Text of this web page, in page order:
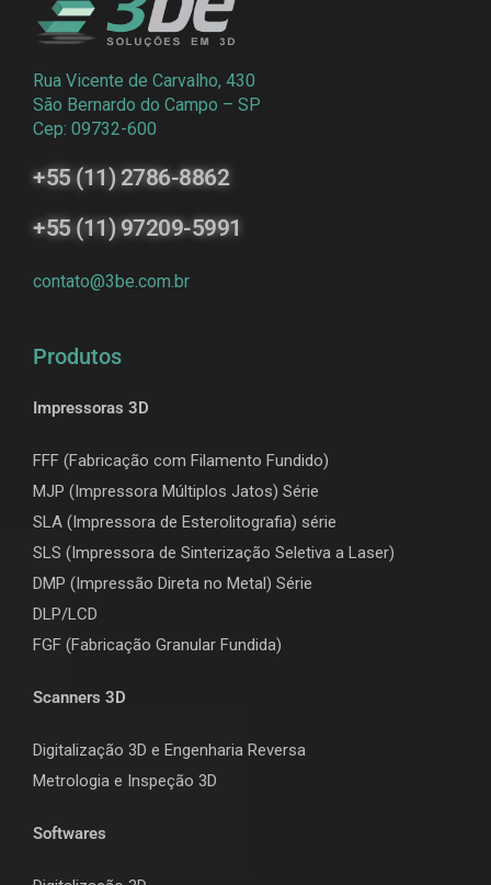
Rua Vicente de Carvalho, 430
São Bernardo do Campo – SP
Cep: 09732-600
+55 (11) 2786-8862
+55 (11) 97209-5991
contato@3be.com.br
Produtos
Impressoras 3D
FFF (Fabricação com Filamento Fundido)
MJP (Impressora Múltiplos Jatos) Série
SLA (Impressora de Esterolitografia) série
SLS (Impressora de Sinterização Seletiva a Laser)
DMP (Impressão Direta no Metal) Série
DLP/LCD
FGF (Fabricação Granular Fundida)
Scanners 3D
Digitalização 3D e Engenharia Reversa
Metrologia e Inspeção 3D
Softwares